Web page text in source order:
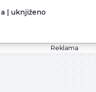
| uknjiženo
Reklama